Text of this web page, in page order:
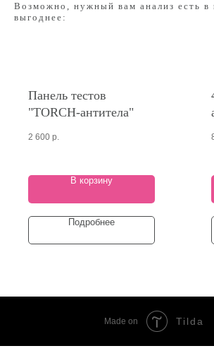
Возможно, нужный вам анализ есть в
выгоднее:
Панель тестов
"TORCH-антитела"
2 600 р.
В корзину
Подробнее
Made on Tilda